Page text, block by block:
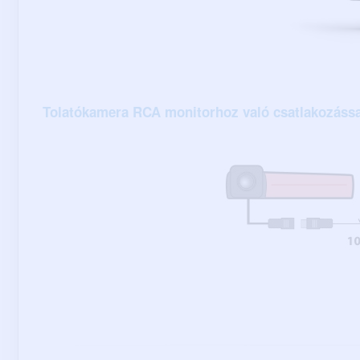
Tolatókamera RCA monitorhoz való